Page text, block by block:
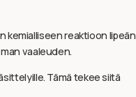
kemialliseen reaktioon lipeän
vaaleuden.
Tämä tekee siitä